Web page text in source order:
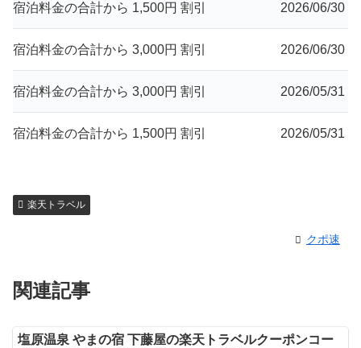
宿泊料金の合計から 1,500円 割引 2026/06/30
宿泊料金の合計から 3,000円 割引 2026/06/30
宿泊料金の合計から 3,000円 割引 2026/05/31
宿泊料金の合計から 1,500円 割引 2026/05/31
楽天トラベル
クポ速
関連記事
塩原温泉 やまの宿 下藤屋の楽天トラベルクーポンコー